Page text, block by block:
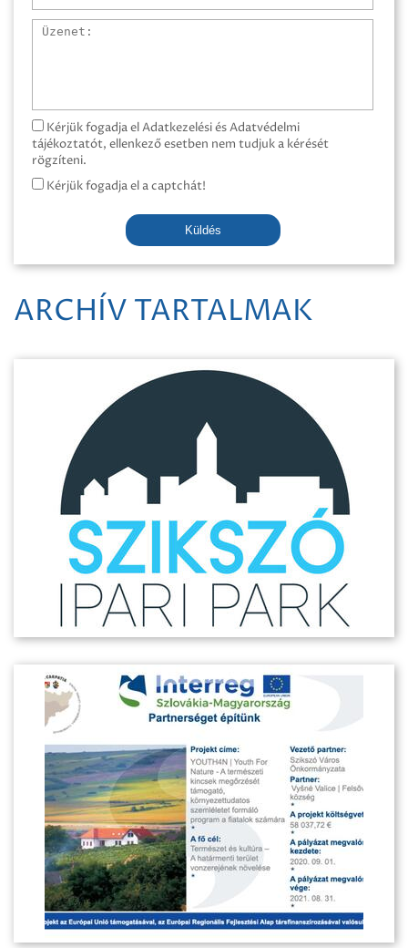
Üzenet
Kérjük fogadja el Adatkezelési és Adatvédelmi
tájékoztatót, ellenkező esetben nem tudjuk a kérését
rögzíteni.
Kérjük fogadja el a captchát!
Küldés
ARCHÍV TARTALMAK